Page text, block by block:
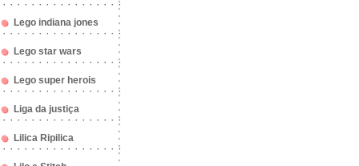
Lego indiana jones
Lego star wars
Lego super herois
Liga da justiça
Lilica Ripilica